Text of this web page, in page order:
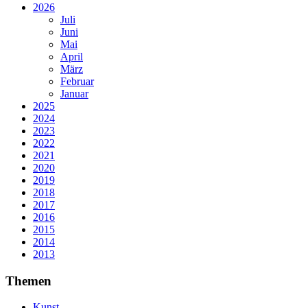
2026
Juli
Juni
Mai
April
März
Februar
Januar
2025
2024
2023
2022
2021
2020
2019
2018
2017
2016
2015
2014
2013
Themen